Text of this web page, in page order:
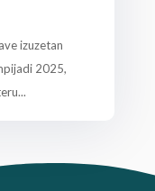
izuzetan
2025,